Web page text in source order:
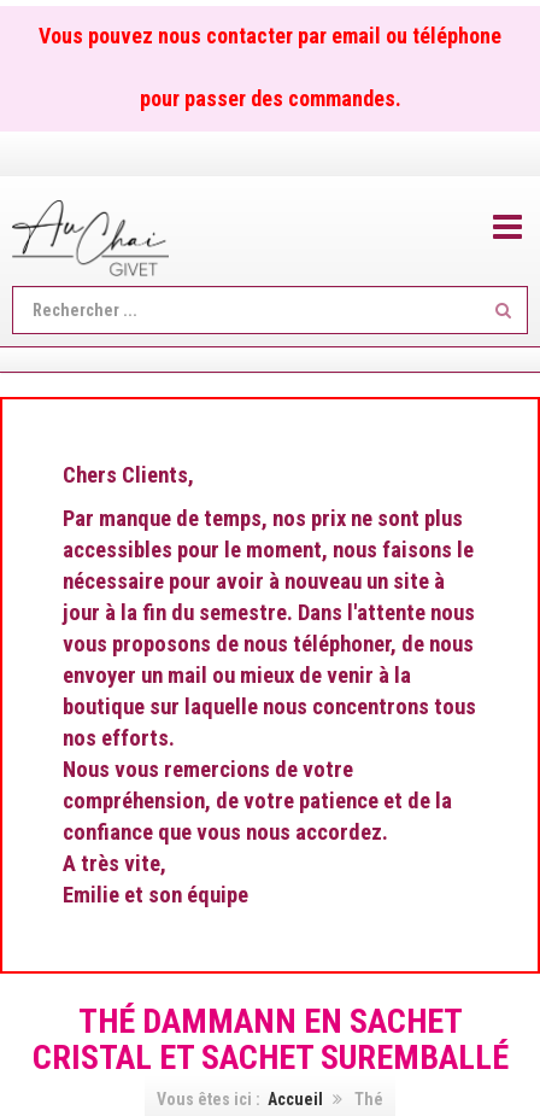
Vous pouvez nous contacter par email ou téléphone
pour passer des commandes.
Chers Clients,
Par manque de temps, nos prix ne sont plus
accessibles pour le moment, nous faisons le
nécessaire pour avoir à nouveau un site à
jour à la fin du semestre. Dans l'attente nous
vous proposons de nous téléphoner, de nous
envoyer un mail ou mieux de venir à la
boutique sur laquelle nous concentrons tous
nos efforts.
Nous vous remercions de votre
compréhension, de votre patience et de la
confiance que vous nous accordez.
A très vite,
Emilie et son équipe
THÉ DAMMANN EN SACHET
CRISTAL ET SACHET SUREMBALLÉ
Vous êtes ici : Accueil Thé